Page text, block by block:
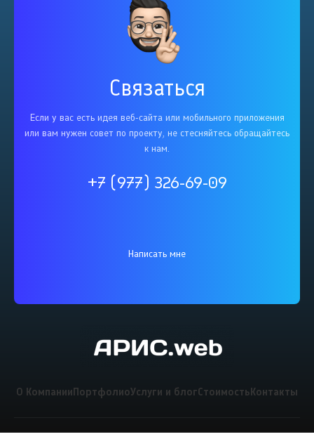
Связаться
Если у вас есть идея веб-сайта или мобильного приложения
или вам нужен совет по проекту, не стесняйтесь обращайтесь
к нам.
+7 (977) 326-69-09
Написать мне
О КомпанииПортфолиоУслуги и блогСтоимостьКонтакты